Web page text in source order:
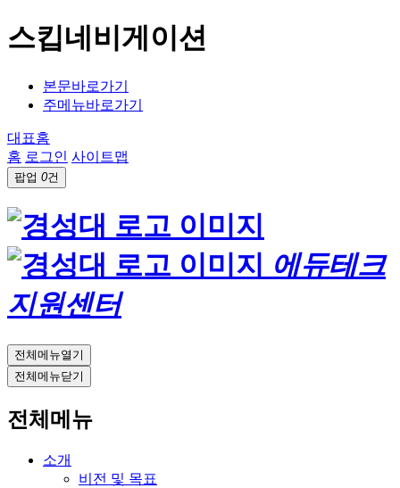
스킵네비게이션
본문바로가기
주메뉴바로가기
대표홈
홈 로그인 사이트맵
팝업 0건
에듀테크
지원센터
전체메뉴열기
전체메뉴닫기
전체메뉴
소개
비전 및 목표